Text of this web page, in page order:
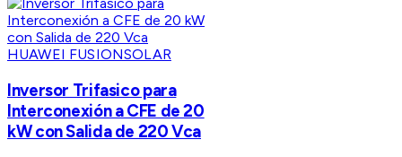
HUAWEI FUSIONSOLAR
Inversor Trifasico para
Interconexión a CFE de 20
kW con Salida de 220 Vca